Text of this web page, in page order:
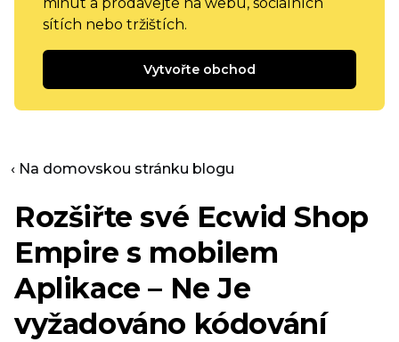
sítích nebo tržištích.
Vytvořte obchod
‹ Na domovskou stránku blogu
Rozšiřte své Ecwid Shop
Empire s mobilem
Aplikace – Ne Je
vyžadováno kódování